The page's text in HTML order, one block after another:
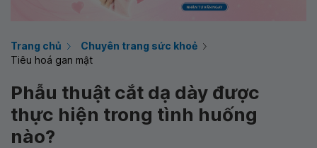
Trang chủ
Chuyên trang sức khoẻ
Tiêu hoá gan mật
Phẫu thuật cắt dạ dày được
thực hiện trong tình huống
nào?